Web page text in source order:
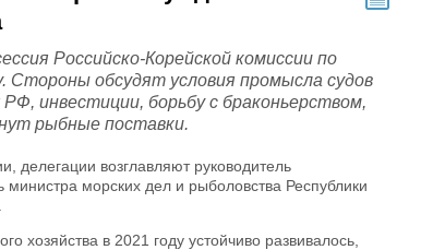
Российско-Корейской комиссии по
Стороны обсудят условия промысла судов
РФ, инвестиции, борьбу с браконьерством,
рыбные поставки.
делегации возглавляют руководитель
министра морских дел и рыболовства Республики
хозяйства в 2021 году устойчиво развивалось,